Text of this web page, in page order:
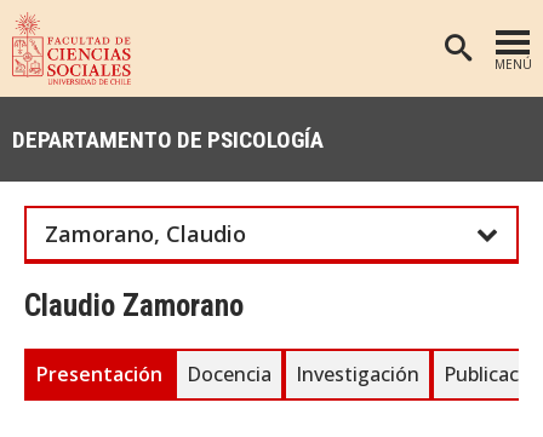
MENÚ
DEPARTAMENTOS
ANTROPOLOGÍA
SOCIOLOGÍA
PREGRADO
PUBLICACIONES
DEPARTAMENTO DE PSICOLOGÍA
Zamorano, Claudio
Claudio Zamorano
Presentación Docencia Investigación